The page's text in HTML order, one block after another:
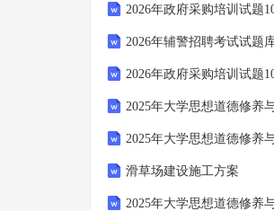
滑草场建设施工方案